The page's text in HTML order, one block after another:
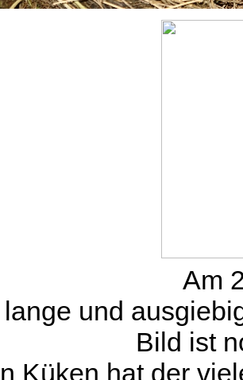
Am
und
Bild ist
Küken hat der